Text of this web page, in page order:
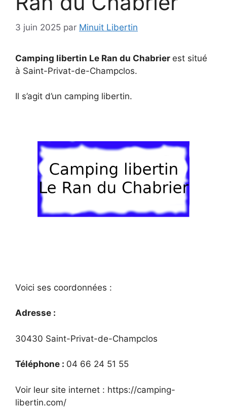
3 juin 2025 par Minuit Libertin
Camping libertin Le Ran du Chabrier est situé
à Saint-Privat-de-Champclos.
Il s’agit d’un camping libertin.
Voici ses coordonnées :
Adresse :
30430 Saint-Privat-de-Champclos
Téléphone : 04 66 24 51 55
Voir leur site internet : https://camping-
libertin.com/